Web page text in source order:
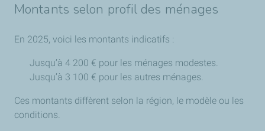
Montants selon profil des ménages
En 2025, voici les montants indicatifs :
Jusqu’à 4 200 € pour les ménages modestes.
Jusqu’à 3 100 € pour les autres ménages.
Ces montants diffèrent selon la région, le modèle ou les
conditions.